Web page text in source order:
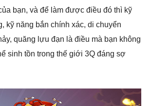
bạn, và để làm được điều đó thì kỹ
kỹ năng bắn chính xác, di chuyển
quăng lựu đạn là điều mà bạn không
sinh tồn trong thế giới 3Q đáng sợ